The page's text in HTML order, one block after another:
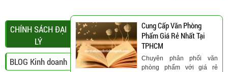
CHÍNH SÁCH ĐẠI
LÝ
BLOG Kinh doanh
Cung Cấp Văn Phòng
Phẩm Giá Rẻ Nhất Tại
TPHCM
Chuyên phân phối văn
phòng phẩm với giá rẻ